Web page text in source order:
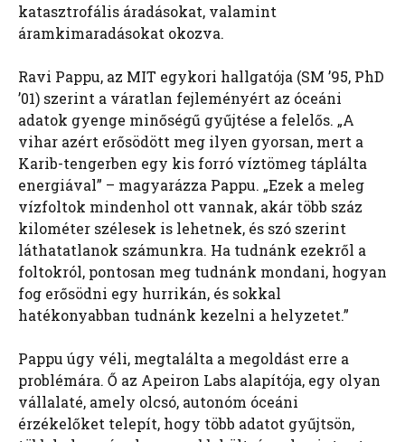
katasztrofális áradásokat, valamint
áramkimaradásokat okozva.
Ravi Pappu, az MIT egykori hallgatója (SM ’95, PhD
’01) szerint a váratlan fejleményért az óceáni
adatok gyenge minőségű gyűjtése a felelős. „A
vihar azért erősödött meg ilyen gyorsan, mert a
Karib-tengerben egy kis forró víztömeg táplálta
energiával” – magyarázza Pappu. „Ezek a meleg
vízfoltok mindenhol ott vannak, akár több száz
kilométer szélesek is lehetnek, és szó szerint
láthatatlanok számunkra. Ha tudnánk ezekről a
foltokról, pontosan meg tudnánk mondani, hogyan
fog erősödni egy hurrikán, és sokkal
hatékonyabban tudnánk kezelni a helyzetet.”
Pappu úgy véli, megtalálta a megoldást erre a
problémára. Ő az Apeiron Labs alapítója, egy olyan
vállalaté, amely olcsó, autonóm óceáni
érzékelőket telepít, hogy több adatot gyűjtsön,